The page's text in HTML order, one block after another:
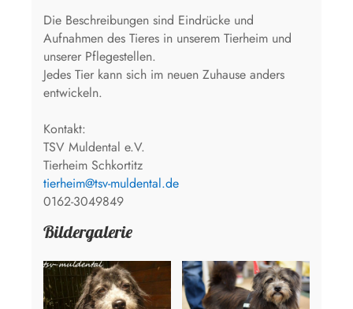
Die Beschreibungen sind Eindrücke und
Aufnahmen des Tieres in unserem Tierheim und
unserer Pflegestellen.
Jedes Tier kann sich im neuen Zuhause anders
entwickeln.
Kontakt:
TSV Muldental e.V.
Tierheim Schkortitz
tierheim@tsv-muldental.de
0162-3049849
Bildergalerie